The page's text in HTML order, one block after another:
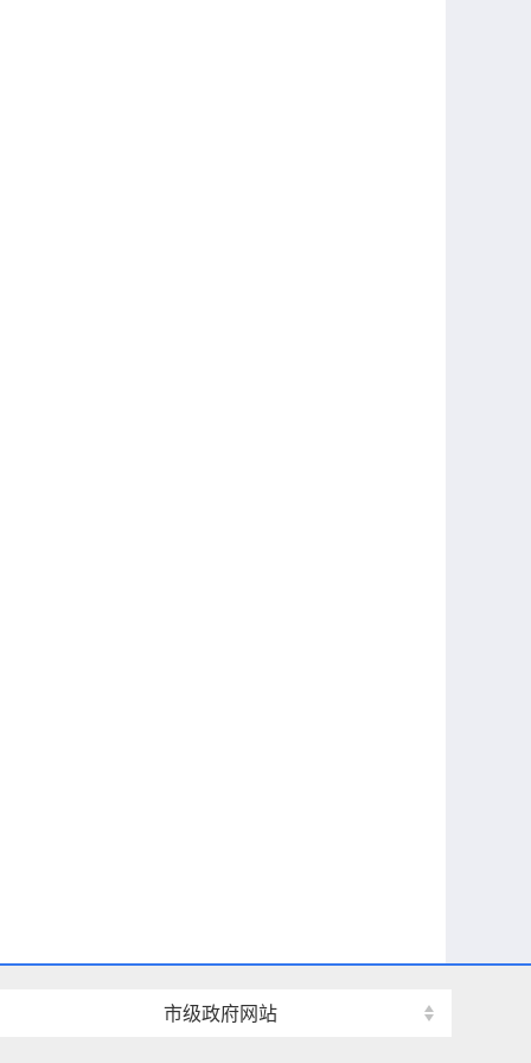
市级政府网站